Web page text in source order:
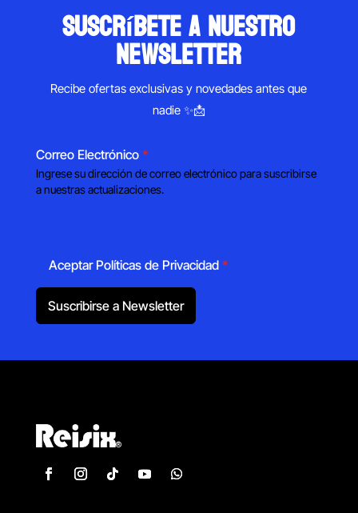
suscríbete a nuestro
newsletter
Recibe ofertas exclusivas y novedades antes que
nadie ✨📩
Correo Electrónico *
Ingrese su dirección de correo electrónico para suscribirse
a nuestras actualizaciones.
Aceptar Políticas de Privacidad *
Suscribirse a Newsletter